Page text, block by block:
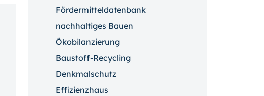
Fördermitteldatenbank
nachhaltiges Bauen
Ökobilanzierung
Baustoff-Recycling
Denkmalschutz
Effizienzhaus